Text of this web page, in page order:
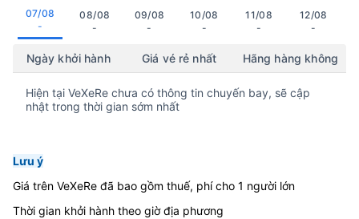
07/08
-
08/08
-
09/08
-
10/08
-
11/08
-
12/08
-
Ngày khởi hành Giá vé rẻ nhất Hãng hàng không
Hiện tại VeXeRe chưa có thông tin chuyến bay, sẽ cập
nhật trong thời gian sớm nhất
Lưu ý
Giá trên VeXeRe đã bao gồm thuế, phí cho 1 người lớn
Thời gian khởi hành theo giờ địa phương